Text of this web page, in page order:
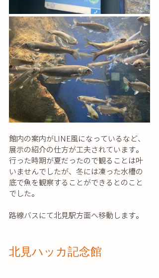
館内の案内がLINE風になっているなど、
展示の紹介の仕方が工夫されています。
行った時期が夏だったので観ることは叶
いませんでしたが、冬には凍った水槽の
底で魚を観察することができるとのこと
でした。
路線バスにて北見駅方面へ移動します。
北見ハッカ記念館